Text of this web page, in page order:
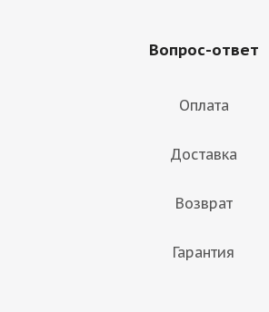
Вопрос-ответ
Оплата
Доставка
Возврат
Гарантия